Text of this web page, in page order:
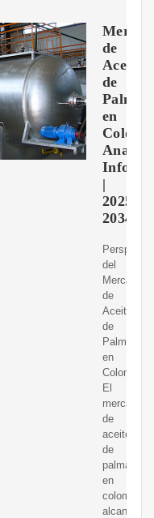
de
Aceite
de
Palma
en
|
2025-
2034
del
Mercado
de
Aceite
de
Palma
en
Colombia
El
mercado
de
aceite
de
palma
en
colombia
alcanzó